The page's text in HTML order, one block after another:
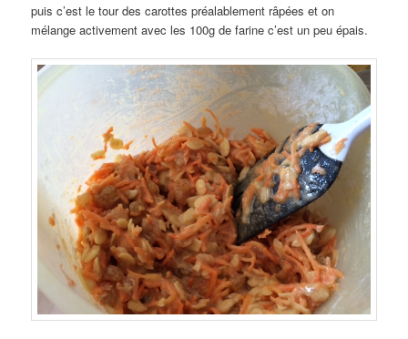
puis c’est le tour des carottes préalablement râpées et on
mélange activement avec les 100g de farine c’est un peu épais.